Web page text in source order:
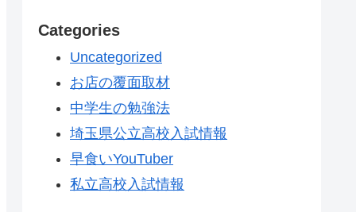
Categories
Uncategorized
お店の覆面取材
中学生の勉強法
埼玉県公立高校入試情報
早食いYouTuber
私立高校入試情報